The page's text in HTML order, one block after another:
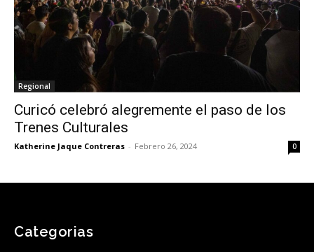
Regional
Curicó celebró alegremente el paso de los
Trenes Culturales
Katherine Jaque Contreras - Febrero 26, 2024 0
Categorias